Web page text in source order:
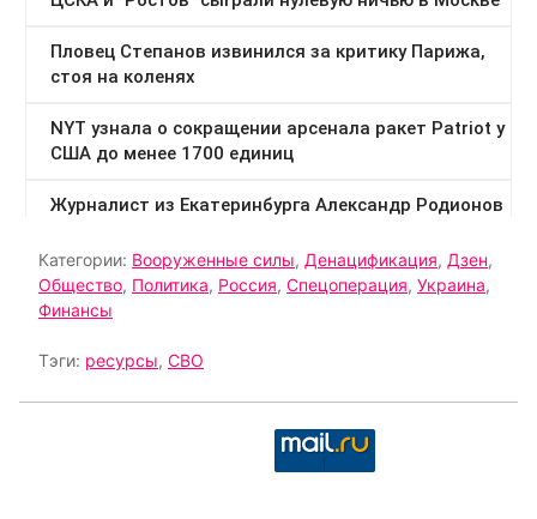
Категории: Вооруженные силы, Денацификация, Дзен,
Общество, Политика, Россия, Спецоперация, Украина,
Финансы
Тэги: ресурсы, СВО